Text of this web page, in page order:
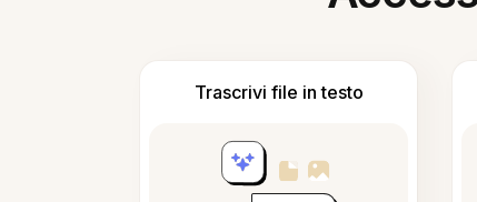
Trascrivi file in testo